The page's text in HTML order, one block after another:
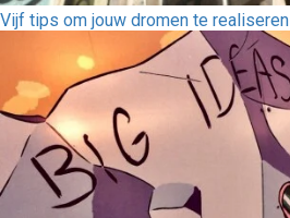
Vijf tips om jouw dromen te realiseren